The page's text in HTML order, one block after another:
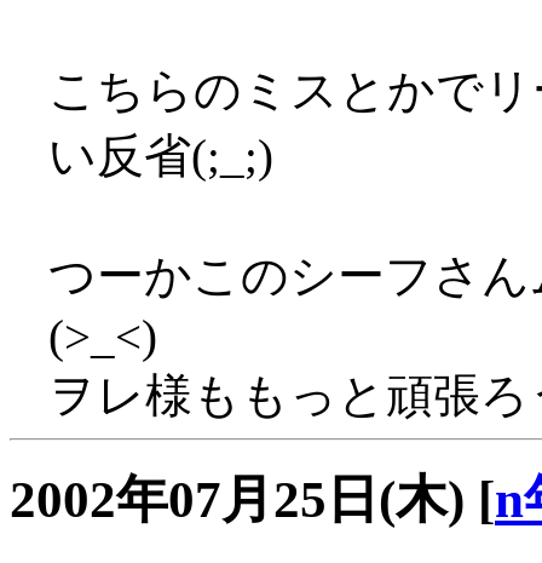
こちらのミスとかで
い反省(;_;)
つーかこのシーフさ
(>_<)
ヲレ様ももっと頑張
2002年07月25日(木) [n